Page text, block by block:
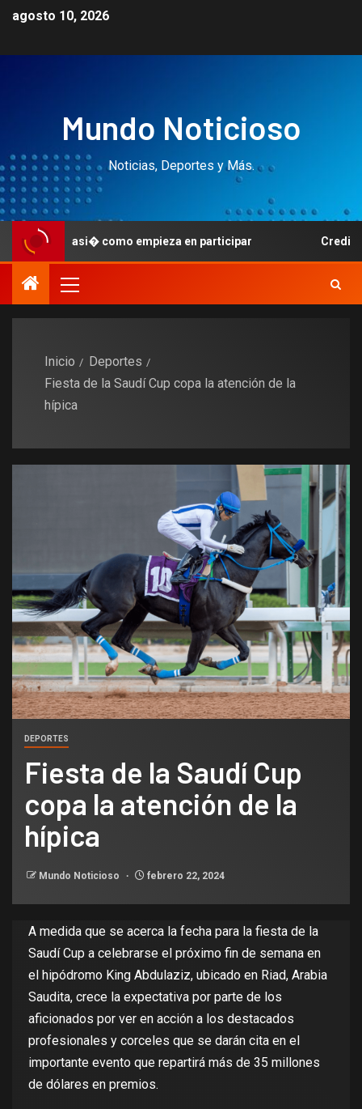
agosto 10, 2026
Mundo Noticioso
Noticias, Deportes y Más.
asi� como empieza en participar Credito en el
Inicio
Deportes
Fiesta de la Saudí Cup copa la atención de la
hípica
DEPORTES
Fiesta de la Saudí Cup
copa la atención de la
hípica
Mundo Noticioso febrero 22, 2024
A medida que se acerca la fecha para la fiesta de la
Saudí Cup a celebrarse el próximo fin de semana en
el hipódromo King Abdulaziz, ubicado en Riad, Arabia
Saudita, crece la expectativa por parte de los
aficionados por ver en acción a los destacados
profesionales y corceles que se darán cita en el
importante evento que repartirá más de 35 millones
de dólares en premios.